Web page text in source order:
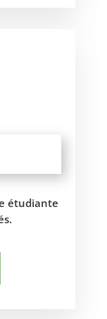
étudiante